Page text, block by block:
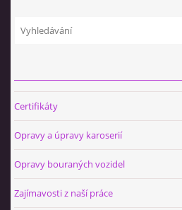
Certifikáty
Opravy a úpravy karoserií
Opravy bouraných vozidel
Zajímavosti z naší práce